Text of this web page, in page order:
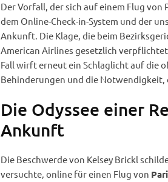
Der Vorfall, der sich auf einem Flug
dem Online-Check-in-System und der
Ankunft. Die Klage, die beim
American Airlines gesetzlich
Fall wirft erneut ein Schlaglicht auf die
Behinderungen und die
Die Odyssee einer
Ankunft
Die Beschwerde von Kelsey Brickl
versuchte, online für einen Flug von